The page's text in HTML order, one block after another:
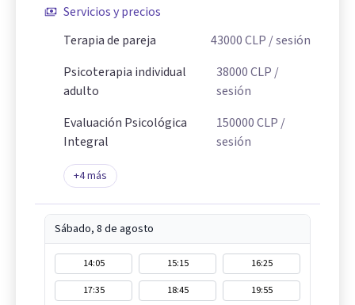
Servicios y precios
Terapia de pareja
43000CLP / sesión
Psicoterapia individual
adulto
38000CLP /
sesión
Evaluación Psicológica
Integral
150000CLP /
sesión
+4más
Sábado, 8 de agosto
14:05 15:15
16:25
17:35
18:45 19:55